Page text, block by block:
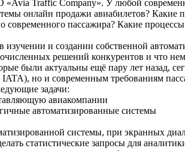
Traffic Company». У любой
онлайн продажи авиабилетов?
современного пассажира? Какие
и создании собственной
решений конкурентов и что
были актуальны ещё пару лет назад,
но и современным требованиям
задачи:
авиакомпании
автоматизированные системы
системы, при экранных
статистические запросы для